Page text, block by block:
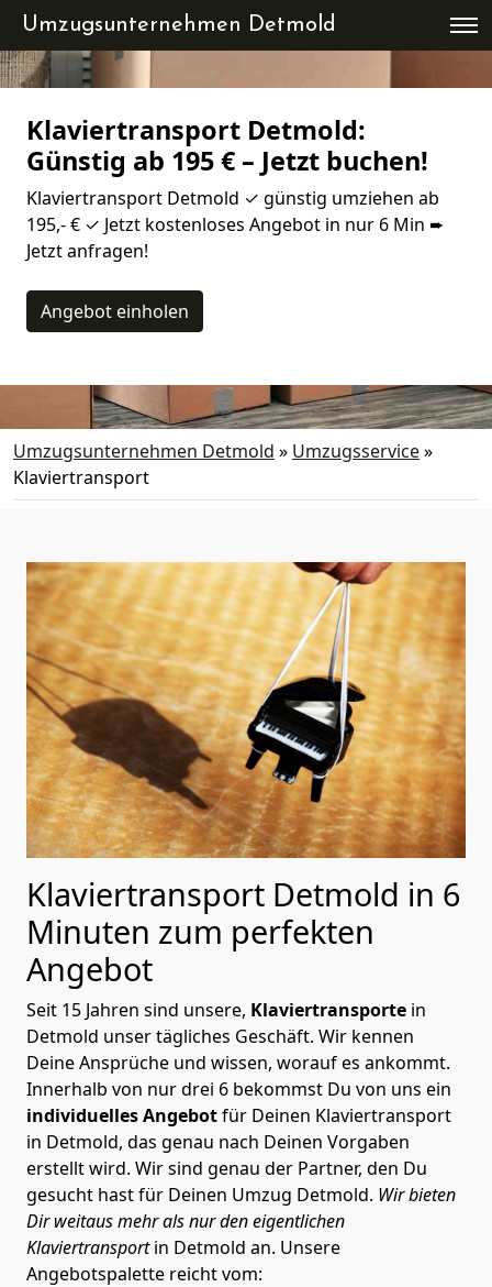
Umzugsunternehmen Detmold
Klaviertransport Detmold:
Günstig ab 195 € – Jetzt buchen!
Klaviertransport Detmold ✓ günstig umziehen ab
195,- € ✓ Jetzt kostenloses Angebot in nur 6 Min ➨
Jetzt anfragen!
Angebot einholen
Umzugsunternehmen Detmold » Umzugsservice»
Klaviertransport
Klaviertransport Detmold in 6
Minuten zum perfekten
Angebot
Seit 15 Jahren sind unsere, Klaviertransporte in
Detmold unser tägliches Geschäft. Wir kennen
Deine Ansprüche und wissen, worauf es ankommt.
Innerhalb von nur drei 6 bekommst Du von uns ein
individuelles Angebotfür Deinen Klaviertransport
in Detmold, das genau nach Deinen Vorgaben
erstellt wird. Wir sind genau der Partner, den Du
gesucht hast für Deinen Umzug Detmold. Wir bieten
Dir weitaus mehr als nur den eigentlichen
Klaviertransportin Detmold an. Unsere
Angebotspalette reicht vom: